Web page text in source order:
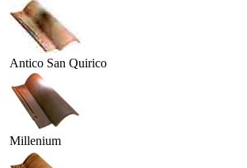
Antico San Quirico
Millenium